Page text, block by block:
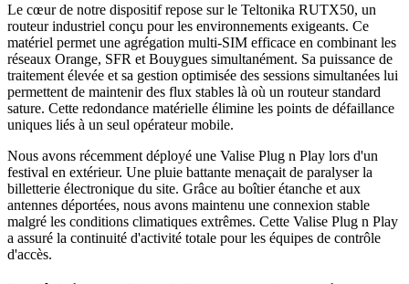
Le cœur de notre dispositif repose sur le Teltonika RUTX50, un
routeur industriel conçu pour les environnements exigeants. Ce
matériel permet une agrégation multi-SIM efficace en combinant les
réseaux Orange, SFR et Bouygues simultanément. Sa puissance de
traitement élevée et sa gestion optimisée des sessions simultanées lui
permettent de maintenir des flux stables là où un routeur standard
sature. Cette redondance matérielle élimine les points de défaillance
uniques liés à un seul opérateur mobile.
Nous avons récemment déployé une Valise Plug n Play lors d'un
festival en extérieur. Une pluie battante menaçait de paralyser la
billetterie électronique du site. Grâce au boîtier étanche et aux
antennes déportées, nous avons maintenu une connexion stable
malgré les conditions climatiques extrêmes. Cette Valise Plug n Play
a assuré la continuité d'activité totale pour les équipes de contrôle
d'accès.